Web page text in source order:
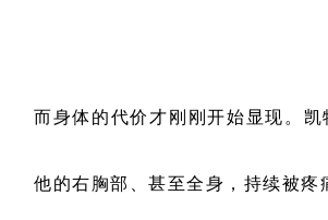
而身体的代价才刚刚开始显现。
他的右胸部、甚至全身，持续被疼